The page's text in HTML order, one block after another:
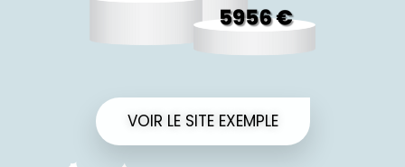
VOIR LE SITE EXEMPLE